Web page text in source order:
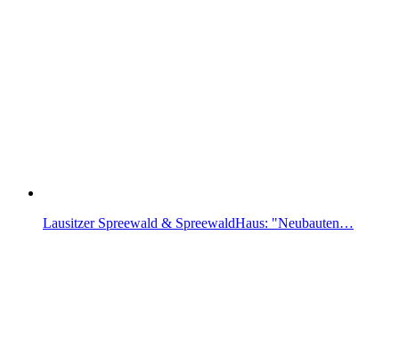
Lausitzer Spreewald & SpreewaldHaus: "Neubauten…